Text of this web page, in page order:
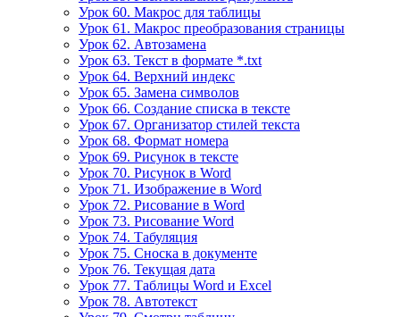
Урок 60. Макрос для таблицы
Урок 61. Макрос преобразования страницы
Урок 62. Автозамена
Урок 63. Текст в формате *.txt
Урок 64. Верхний индекс
Урок 65. Замена символов
Урок 66. Создание списка в тексте
Урок 67. Организатор стилей текста
Урок 68. Формат номера
Урок 69. Рисунок в тексте
Урок 70. Рисунок в Word
Урок 71. Изображение в Word
Урок 72. Рисование в Word
Урок 73. Рисование Word
Урок 74. Табуляция
Урок 75. Сноска в документе
Урок 76. Текущая дата
Урок 77. Таблицы Word и Excel
Урок 78. Автотекст